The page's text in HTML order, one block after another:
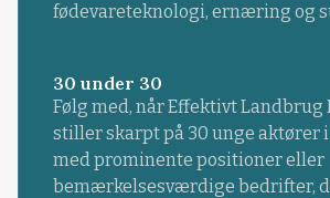
fødevareteknologi, ernæring og
30 under 30
Følg med, når Effektivt Landbrug
stiller skarpt på 30 unge aktører
med prominente positioner eller
bemærkelsesværdige bedrifter,